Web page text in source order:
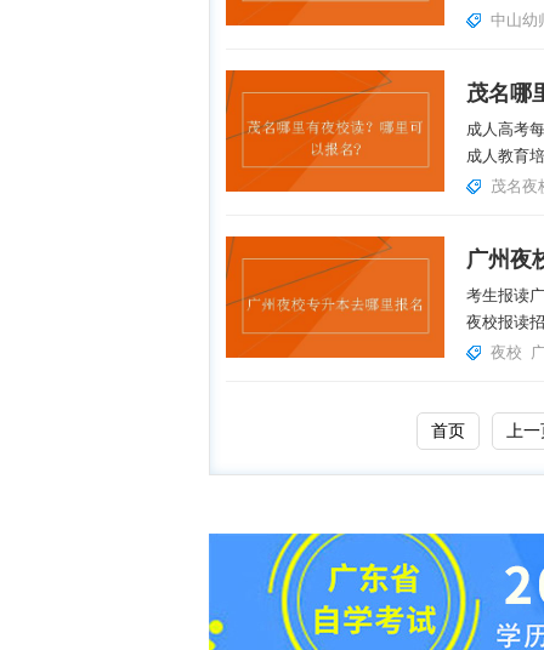
中山幼
茂名哪
成人高考
成人教育
茂名夜
广州夜
考生报读
夜校报读
夜校
首页 上